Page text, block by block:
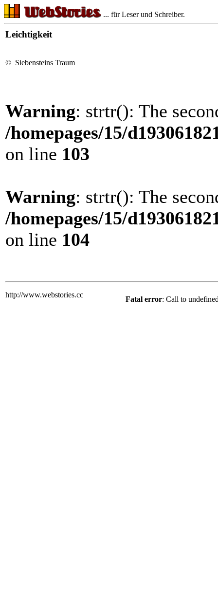
... für Leser und Schreiber.
Leichtigkeit
© Siebensteins Traum
Warning: strtr(): The
/homepages/15/
on line 103
Warning: strtr(): The
/homepages/15/
on line 104
http://www.webstories.cc
Fatal error: Call to